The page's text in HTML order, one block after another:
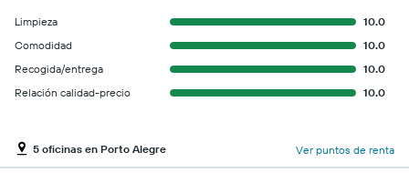
Limpieza
10.0
Comodidad
10.0
Recogida/entrega
10.0
Relación calidad-precio
10.0
5 oficinas en Porto Alegre Ver puntos de renta